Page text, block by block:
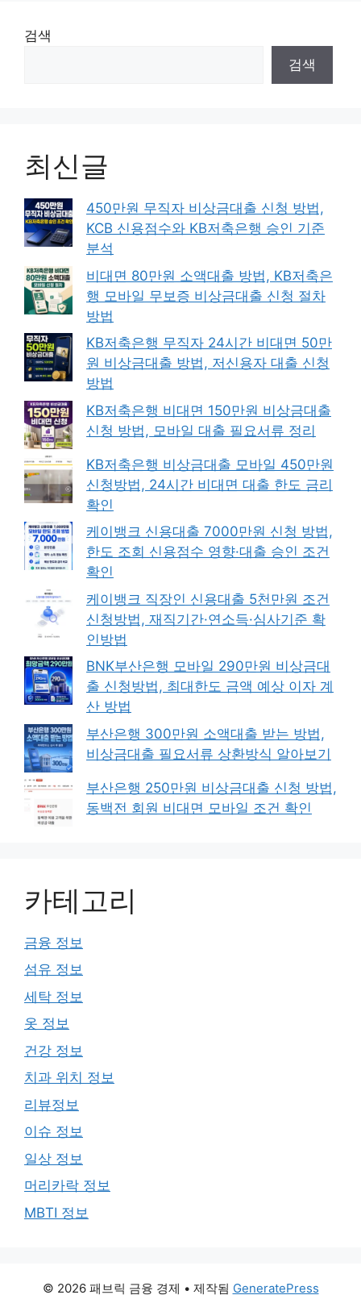
검색
검색
최신글
450만원 무직자 비상금대출 신청 방법,
KCB 신용점수와 KB저축은행 승인 기준
분석
비대면 80만원 소액대출 방법, KB저축은
행 모바일 무보증 비상금대출 신청 절차
방법
KB저축은행 무직자 24시간 비대면 50만
원 비상금대출 방법, 저신용자 대출 신청
방법
KB저축은행 비대면 150만원 비상금대출
신청 방법, 모바일 대출 필요서류 정리
KB저축은행 비상금대출 모바일 450만원
신청방법, 24시간 비대면 대출 한도 금리
확인
케이뱅크 신용대출 7000만원 신청 방법,
한도 조회 신용점수 영향·대출 승인 조건
확인
케이뱅크 직장인 신용대출 5천만원 조건
신청방법, 재직기간·연소득·심사기준 확
인방법
BNK부산은행 모바일 290만원 비상금대
출 신청방법, 최대한도 금액 예상 이자 계
산 방법
부산은행 300만원 소액대출 받는 방법,
비상금대출 필요서류 상환방식 알아보기
부산은행 250만원 비상금대출 신청 방법,
동백전 회원 비대면 모바일 조건 확인
카테고리
금융 정보
섬유 정보
세탁 정보
옷 정보
건강 정보
치과 위치 정보
리뷰정보
이슈 정보
일상 정보
머리카락 정보
MBTI 정보
© 2026 패브릭 금융 경제 • 제작됨 GeneratePress